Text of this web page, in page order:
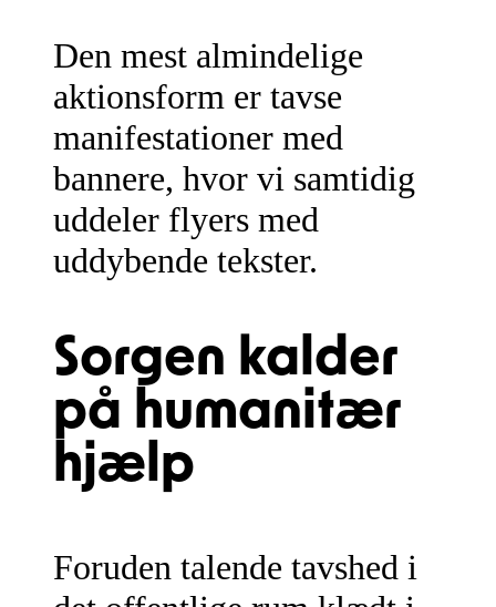
Den mest almindelige
aktionsform er tavse
manifestationer med
bannere, hvor vi samtidig
uddeler flyers med
uddybende tekster.
Sorgen kalder
på humanitær
hjælp
Foruden talende tavshed i